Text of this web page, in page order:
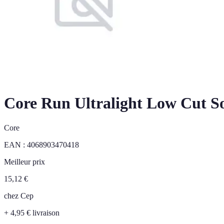
Core Run Ultralight Low Cut
Core
EAN : 4068903470418
Meilleur prix
15,12 €
chez Cep
+ 4,95 € livraison